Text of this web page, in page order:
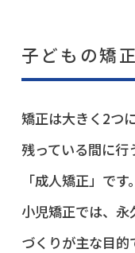
子どもの矯
矯正は大きく2つ
残っている間に行
「成人矯正」です。
小児矯正では、
づくりが主な目的